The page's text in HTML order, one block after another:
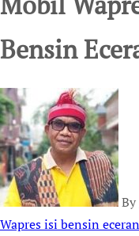
Bensin
By
Wapres isi bensin